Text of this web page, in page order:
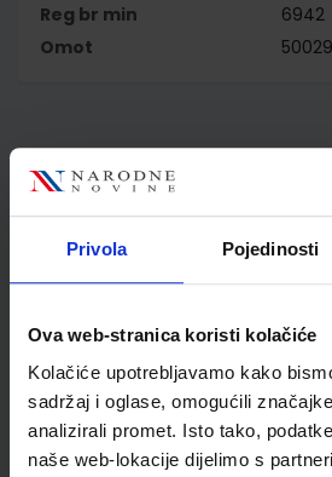
Privola Pojedinosti
Ova web-stranica koristi kolačiće
Kolačiće upotrebljavamo kako
sadržaj i oglase, omogućili
analizirali promet. Isto tako,
naše web-lokacije dijelimo s
Reg br min
6942
Omot
Kupci najčešće
Omot PVC za školske
udžbenike; dimenzije
451x292; tip 299